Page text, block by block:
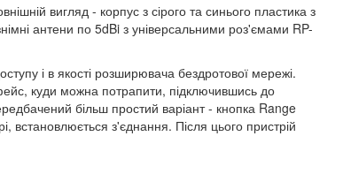
вигляд - корпус з сірого та синього пластика з
антени по 5dBi з універсальними роз'ємами RP-
і в якості розширювача бездротової мережі.
куди можна потрапити, підключившись до
більш простий варіант - кнопка Range
встановлюється з'єднання. Після цього пристрій